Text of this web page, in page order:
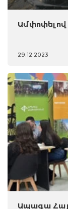
Ամփոփելով
29.12.2023
Ապագա